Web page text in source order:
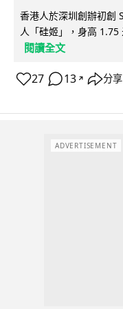
香港人於深圳創辦初創
人「硅姬」，身高
閱讀全文
27 13 ↗ 分享
ADVERTISEMENT